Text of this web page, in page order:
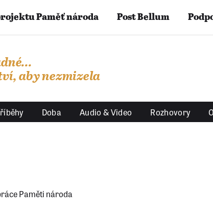
Paměť národa Post Bellum
aby nezmizela
Doba Audio & Video Rozhovory
Paměti národa